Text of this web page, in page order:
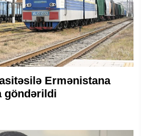
Ermənistana
göndərildi